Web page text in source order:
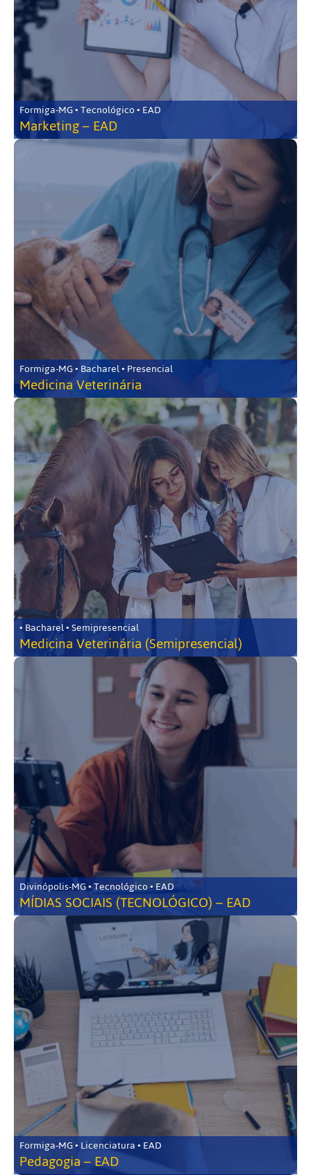
Formiga-MG • Tecnológico • EAD
Marketing – EAD
Formiga-MG • Bacharel • Presencial
Medicina Veterinária
• Bacharel • Semipresencial
Medicina Veterinária (Semipresencial)
Divinópolis-MG • Tecnológico • EAD
MÍDIAS SOCIAIS (TECNOLÓGICO) – EAD
Formiga-MG • Licenciatura • EAD
Pedagogia – EAD